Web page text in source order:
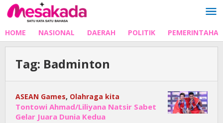
Lewati
ke
HOME NASIONAL DAERAH POLITIK
Tag: Badminton
ASEAN Games, Olahraga kita
Tontowi Ahmad/Liliyana Natsir Sabet
Gelar Juara Dunia Kedua